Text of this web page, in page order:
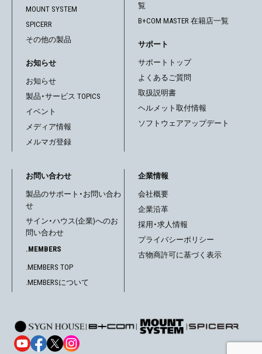
MOUNT SYSTEM
SPICERR
その他の製品
お知らせ
お知らせ
製品・サービス TOPICS
イベント
メディア情報
メルマガ登録
覧
B+COM MASTER 在籍店一覧
サポート
サポートトップ
よくあるご質問
取扱説明書
ヘルメット取付情報
ソフトウェアアップデート
お問い合わせ
製品のサポート・お問い合わ
せ
サイン・ハウス(企業)へのお
問い合わせ
.MEMBERS
.MEMBERS TOP
.MEMBERSについて
企業情報
会社概要
企業沿革
採用・求人情報
プライバシーポリシー
古物商許可に基づく表示
| | |